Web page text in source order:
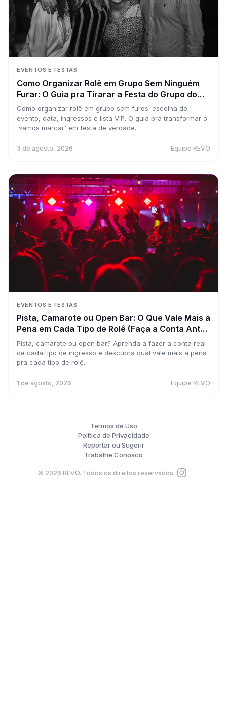
EVENTOS E FESTAS
Como Organizar Rolê em Grupo Sem Ninguém
Furar: O Guia pra Tirarar a Festa do Grupo do
WhatsApp
Como organizar rolê em grupo sem furos: escolha do
evento, data, ingressos e lista VIP. O guia pra transformar o
'vamos marcar' em festa de verdade.
3 de agosto, 2026 Equipe REVO
EVENTOS E FESTAS
Pista, Camarote ou Open Bar: O Que Vale Mais a
Pena em Cada Tipo de Rolê (Faça a Conta Antes
de Comprar)
Pista, camarote ou open bar? Aprenda a fazer a conta real
de cada tipo de ingresso e descubra qual vale mais a pena
pra cada tipo de rolê.
1 de agosto, 2026 Equipe REVO
Termos de Uso
Política de Privacidade
Reportar ou Sugerir
Trabalhe Conosco
© 2026 REVO. Todos os direitos reservados.